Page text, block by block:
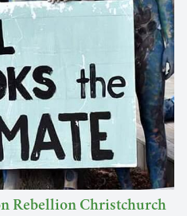
Rebellion Christchurch